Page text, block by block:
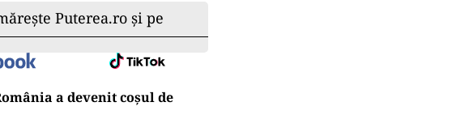
Puterea.ro și pe
a devenit coșul de